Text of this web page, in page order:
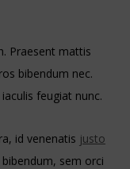
Praesent mattis
bibendum nec.
feugiat nunc.
id venenatis justo
sem orci